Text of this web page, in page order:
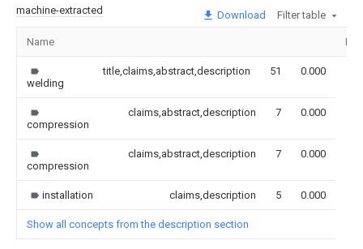
machine-extracted Download Filter table
Name
welding
title,claims,abstract,description 51 0.000
compression
claims,abstract,description 7 0.000
compression
claims,abstract,description 7 0.000
installation claims,description 5 0.000
Show all concepts from the description section